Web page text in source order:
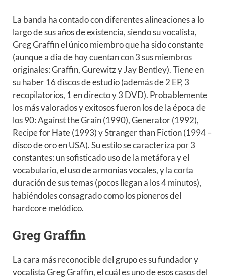
La banda ha contado con diferentes alineaciones a lo
largo de sus años de existencia, siendo su vocalista,
Greg Graffin el único miembro que ha sido constante
(aunque a día de hoy cuentan con 3 sus miembros
originales: Graffin, Gurewitz y Jay Bentley). Tiene en
su haber 16 discos de estudio (además de 2 EP, 3
recopilatorios, 1 en directo y 3 DVD). Probablemente
los más valorados y exitosos fueron los de la época de
los 90: Against the Grain (1990), Generator (1992),
Recipe for Hate (1993) y Stranger than Fiction (1994 –
disco de oro en USA). Su estilo se caracteriza por 3
constantes: un sofisticado uso de la metáfora y el
vocabulario, el uso de armonías vocales, y la corta
duración de sus temas (pocos llegan a los 4 minutos),
habiéndoles consagrado como los pioneros del
hardcore melódico.
Greg Graffin
La cara más reconocible del grupo es su fundador y
vocalista Greg Graffin, el cuál es uno de esos casos del